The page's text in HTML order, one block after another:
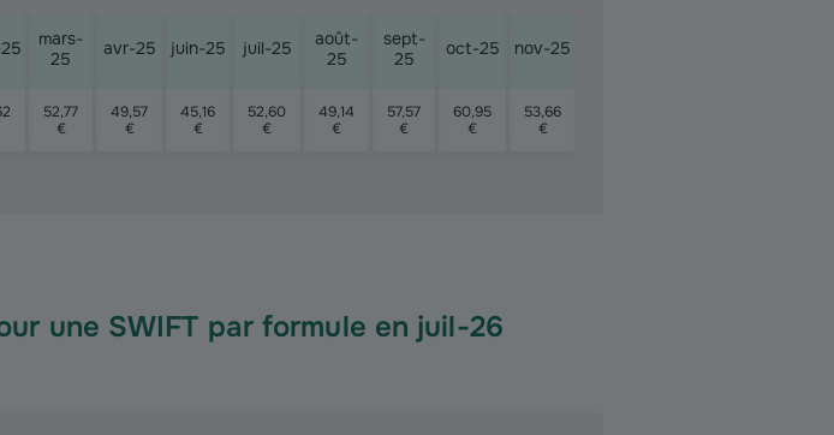
mars-
25
avr-25 juin-25 juil-25
août-
25
sept-
25
oct-25 nov-25
52,77
€
49,57
€
45,16
€
52,60
€
49,14
€
57,57
€
60,95
€
53,66
€
une SWIFT par formule en juil-26